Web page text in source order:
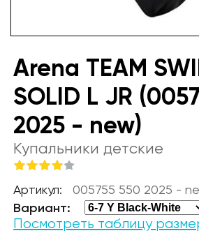
Arena TEAM
SOLID L JR
2025 - new)
Купальники детские
Артикул: 005755 550 2025 -
Вариант:
Посмотреть таблицу